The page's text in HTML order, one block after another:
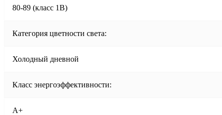
80-89 (класс 1B)
Категория цветности света:
Холодный дневной
Класс энергоэффективности:
A+